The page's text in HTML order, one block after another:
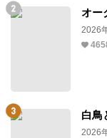
オー
2026
白鳥
2026